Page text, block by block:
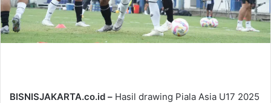
l
BISNISJAKARTA.co.id – Hasil drawing Piala Asia U17 2025